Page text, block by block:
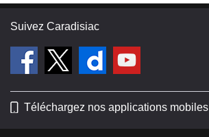
Suivez Caradisiac
Téléchargez nos applications mobiles